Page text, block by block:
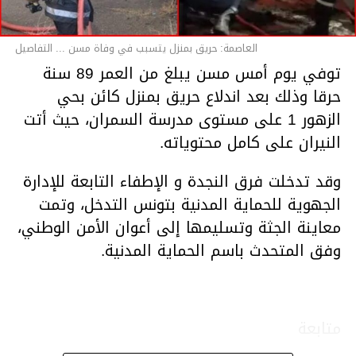
العاصمة: حريق بمنزل يتسبب في وفاة مسن ... التفاصيل
توفي يوم أمس مسن يبلغ من العمر 89 سنة
حرقا وذلك بعد اندلاع حريق بمنزل كائن بحي
الزهور 1 على مستوى مدرسة السمران، حيث أتت
النيران على كامل محتوياته.
وقد تدخلت فرق النجدة و الإطفاء التابعة للإدارة
الجهوية للحماية المدنية بتونس التدخل، وتمت
معاينة الجثة وتسليمها إلى أعوان الأمن الوطني،
وفق المتحدث باسم الحماية المدنية.